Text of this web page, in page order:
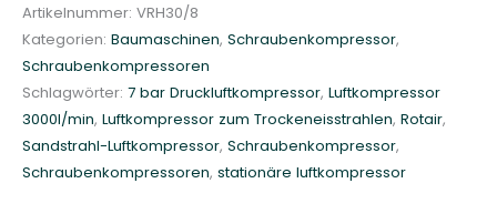
o
m
p
r
e
s
s
Artikelnummer: VRH30/8
Kategorien: Baumaschinen, Schraubenkompressor,
Schraubenkompressoren
Schlagwörter: 7 bar Druckluftkompressor, Luftkompressor
3000l/min, Luftkompressor zum Trockeneisstrahlen, Rotair,
Sandstrahl-Luftkompressor, Schraubenkompressor,
Schraubenkompressoren, stationäre luftkompressor